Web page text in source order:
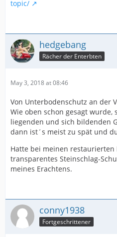
topic/
hedgebang
Rächer der Enterbten
May 3, 2018 at 08:46
Von Unterbodenschutz an der
Wie oben schon gesagt
liegenden und sich bildenden
dann ist´s meist zu spät und
Hatte bei meinen restaurierten
transparentes Steinschlag-
meines Erachtens.
conny1938
Fortgeschrittener